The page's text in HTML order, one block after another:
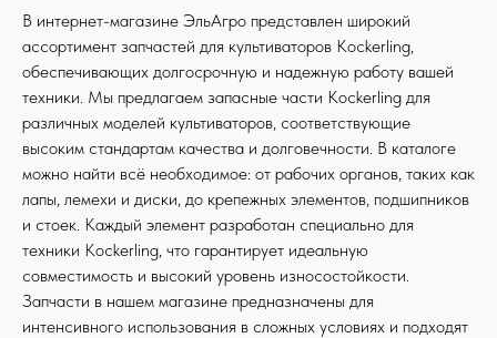
В интернет-магазине ЭльАгро представлен широкий
ассортимент запчастей для культиваторов Kockerling,
обеспечивающих долгосрочную и надежную работу вашей
техники. Мы предлагаем запасные части Kockerling для
различных моделей культиваторов, соответствующие
высоким стандартам качества и долговечности. В каталоге
можно найти всё необходимое: от рабочих органов, таких как
лапы, лемехи и диски, до крепежных элементов, подшипников
и стоек. Каждый элемент разработан специально для
техники Kockerling, что гарантирует идеальную
совместимость и высокий уровень износостойкости.
Запчасти в нашем магазине предназначены для
интенсивного использования в сложных условиях и подходят